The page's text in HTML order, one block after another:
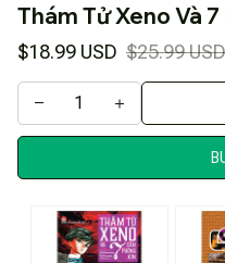
Thám Tử Xeno Và
$18.99 USD $25.99 USD